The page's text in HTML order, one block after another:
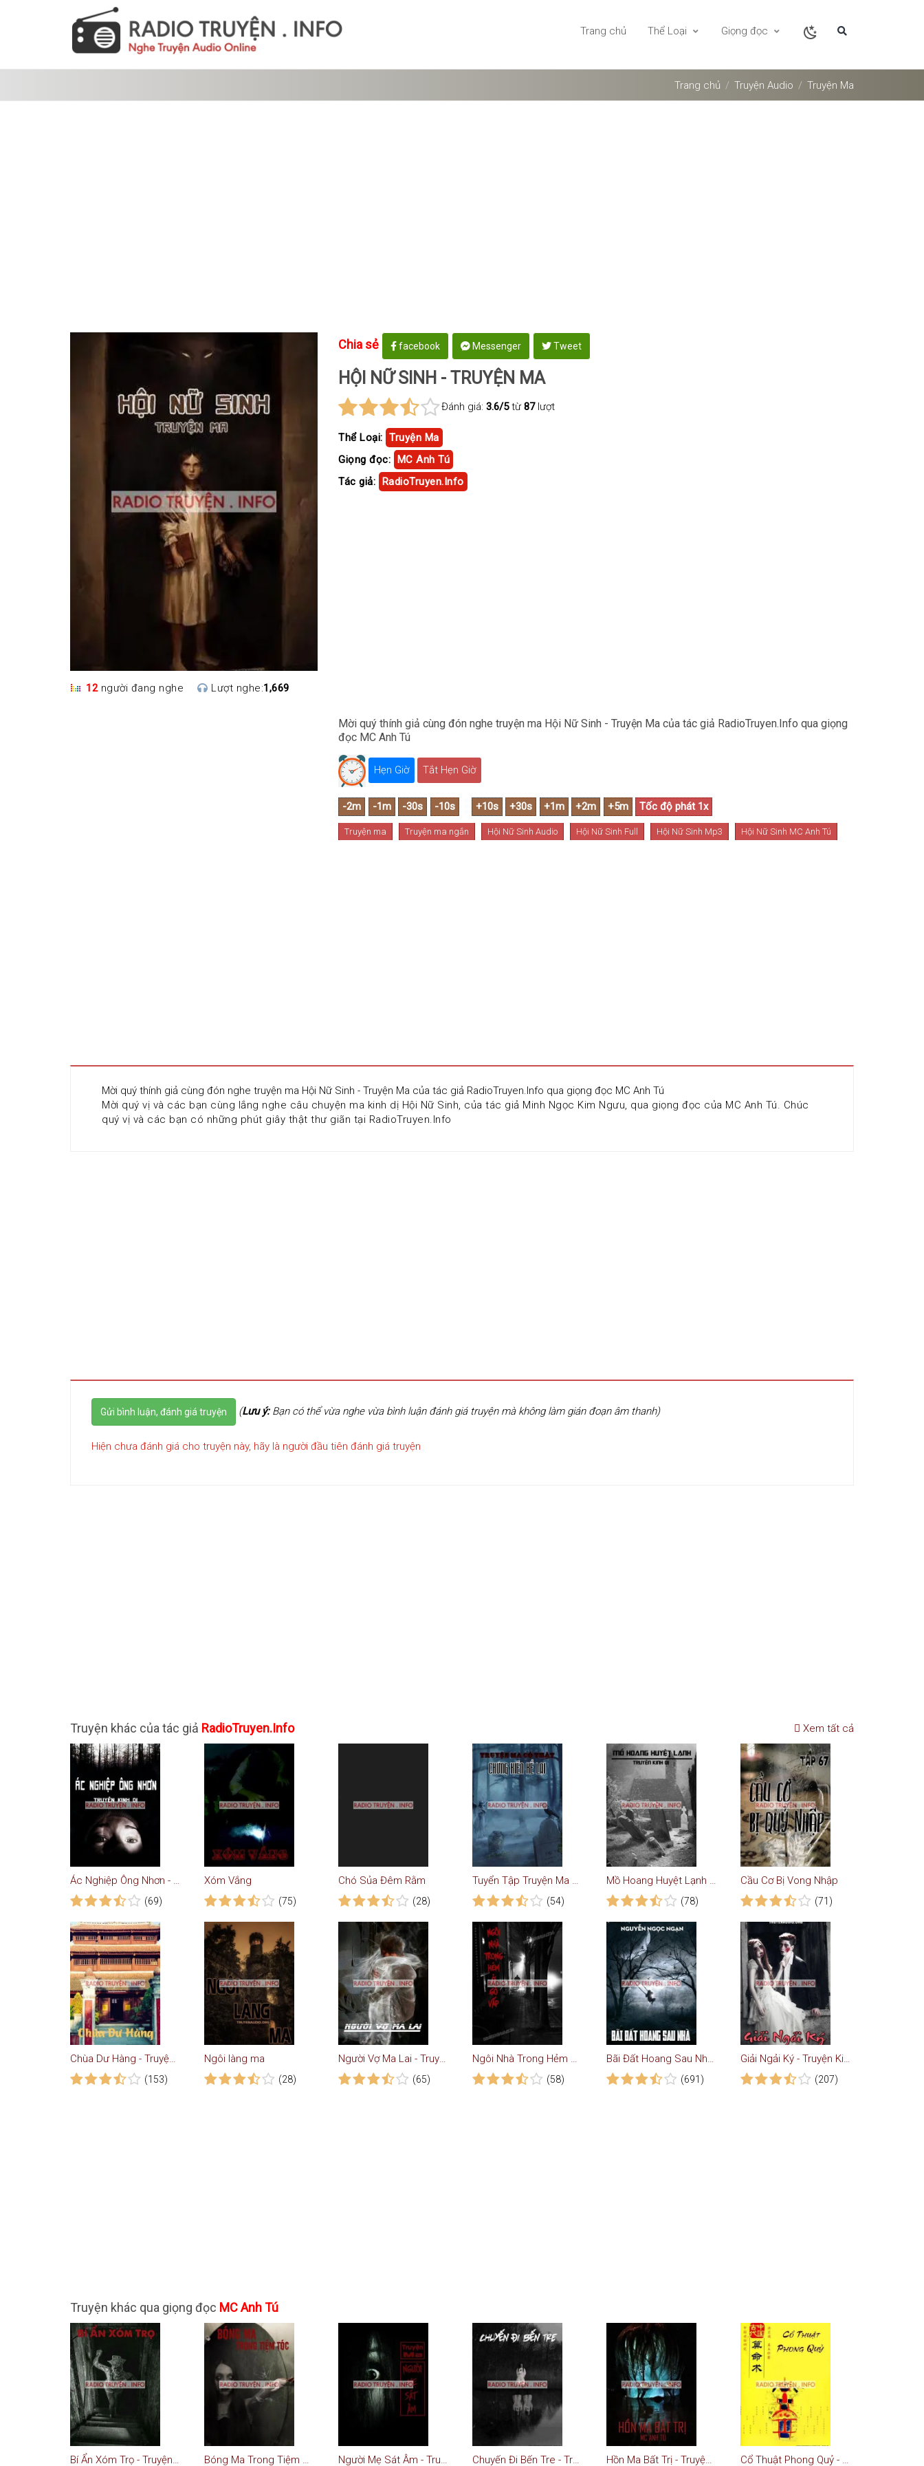
Trang chủ Thể Loại Giọng đọc
Trang chủ Truyện Audio Truyện Ma
12người đang nghe Lượt nghe:1,669
Chia sẻ facebook Messenger Tweet
HỘI NỮ SINH - TRUYỆN MA
Đánh giá: 3.6/5từ 87lượt
Thể Loại: Truyện Ma
Giọng đọc: MC Anh Tú
Tác giả: RadioTruyen.Info
Mời quý thính giả cùng đón nghe truyện ma Hội Nữ Sinh - Truyện Ma của tác giả RadioTruyen.Info qua giọng
đọc MC Anh Tú
Hẹn Giờ Tắt Hẹn Giờ
Truyện ma Truyện ma ngắn Hội Nữ Sinh Audio Hội Nữ Sinh Full Hội Nữ Sinh Mp3 Hội Nữ Sinh MC Anh Tú
Mời quý thính giả cùng đón nghe truyện ma Hội Nữ Sinh - Truyện Ma của tác giả RadioTruyen.Info qua giọng đọc MC Anh Tú
Mời quý vị và các bạn cùng lắng nghe câu chuyện ma kinh dị Hội Nữ Sinh, của tác giả Minh Ngọc Kim Ngưu, qua giọng đọc của MC Anh Tú. Chúc
quý vị và các bạn có những phút giây thật thư giãn tại RadioTruyen.Info
Gửi bình luận, đánh giá truyện (Lưu ý:Bạn có thể vừa nghe vừa bình luận đánh giá truyện mà không làm gián đoạn âm thanh)
Hiện chưa đánh giá cho truyện này, hãy là người đầu tiên đánh giá truyện
Truyện khác của tác giả RadioTruyen.Info Xem tất cả
Ác Nghiệp Ông Nhơn - Truyện Ma
(69)
Xóm Vắng
(75)
Chó Sủa Đêm Rằm
(28)
Tuyển Tập Truyện Ma Có Thật Chứng Kiến Kể Lại
(54)
Mồ Hoang Huyệt Lạnh - Truyện Ma
(78)
Cầu Cơ Bị Vong Nhập
(71)
Chùa Dư Hàng - Truyện Ma
(153)
Ngôi làng ma
(28)
Người Vợ Ma Lai - Truyện Ma
(65)
Ngôi Nhà Trong Hẻm Ở Gò Vấp
(58)
Bãi Đất Hoang Sau Nhà (Chuyến Xe Buýt)
(691)
Giải Ngải Ký - Truyện Kinh Dị
(207)
Truyện khác qua giọng đọc MC Anh Tú
Bí Ẩn Xóm Trọ - Truyện Ma Bóng Ma Trong Tiệm Tóc - Truyện Ma Người Mẹ Sát Âm - Truyện Ma Chuyến Đi Bến Tre - Truyện Ma Hồn Ma Bất Trị - Truyện Ma Cổ Thuật Phong Quỷ - Truyện Ma Kinh Dị